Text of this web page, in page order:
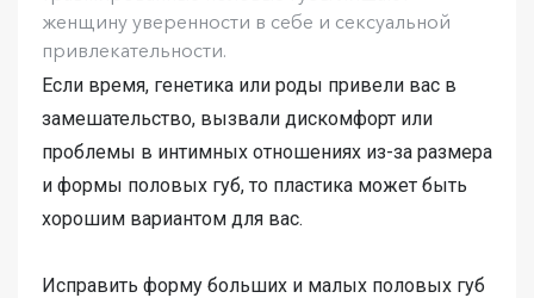
женщину уверенности в себе и сексуальной
привлекательности.
Если время, генетика или роды привели вас в
замешательство, вызвали дискомфорт или
проблемы в интимных отношениях из-за размера
и формы половых губ, то пластика может быть
хорошим вариантом для вас.
Исправить форму больших и малых половых губ